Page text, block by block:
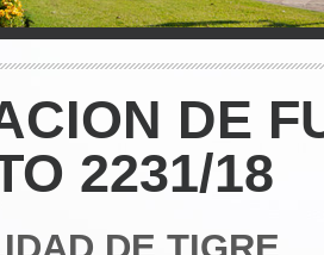
DE
2231/18